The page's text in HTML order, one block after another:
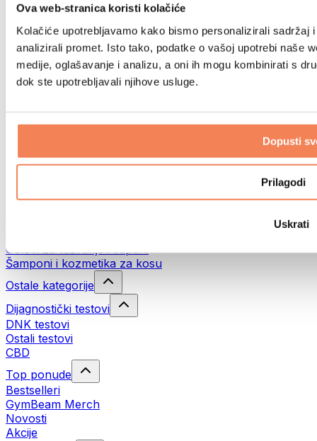
Ova web-stranica koristi kolačiće
Kolačiće upotrebljavamo kako bismo personalizirali sadržaj
analizirali promet. Isto tako, podatke o vašoj upotrebi naše
medije, oglašavanje i analizu, a oni ih mogu kombinirati s
dok ste upotrebljavali njihove usluge.
Dopusti
Prilagodi
Uskrati
Oprema prema aktivnosti
Trčanje
Borilački sportovi
Biciklizam
Joga i pilates
Terapija hladnom vodom
Planinarenje
Filteri i vrčevi za vodu
Deterdženti za rublje
Gelovi za tuširanje i sapuni
Šamponi i kozmetika za kosu
Ostale kategorije
Dijagnostički testovi
DNK testovi
Ostali testovi
CBD
Top ponude
Bestselleri
GymBeam Merch
Novosti
Akcije